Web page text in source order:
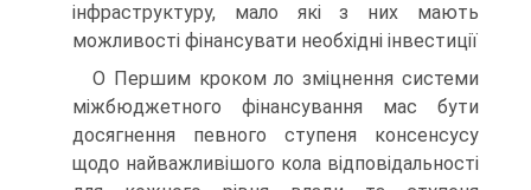
інфраструктуру, мало які з них мають
можливості фінансувати необхідні інвестиції
О Першим кроком ло зміцнення системи
міжбюджетного фінансування мас бути
досягнення певного ступеня консенсусу
щодо найважливішого кола відповідальності